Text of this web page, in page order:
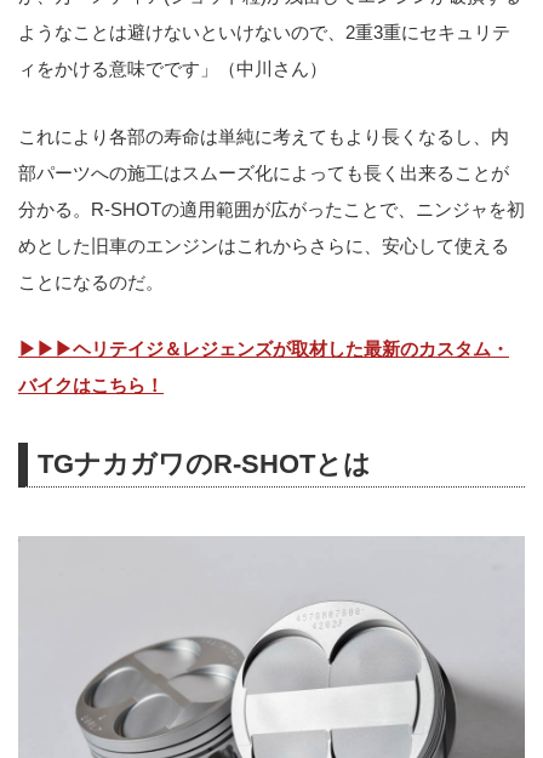
ようなことは避けないといけないので、2重3重にセキュリテ
ィをかける意味でです」（中川さん）
これにより各部の寿命は単純に考えてもより長くなるし、内
部パーツへの施工はスムーズ化によっても長く出来ることが
分かる。R-SHOTの適用範囲が広がったことで、ニンジャを初
めとした旧車のエンジンはこれからさらに、安心して使える
ことになるのだ。
▶▶▶ヘリテイジ＆レジェンズが取材した最新のカスタム・
バイクはこちら！
TGナカガワのR-SHOTとは